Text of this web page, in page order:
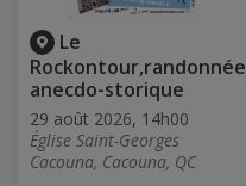
Le
Rockontour,randonnée
anecdo-storique
29 août 2026, 14h00
Église Saint-Georges
Cacouna, Cacouna, QC